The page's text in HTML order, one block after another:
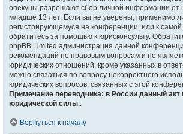
опекуны разрешают сбор личной информации от
младше 13 лет. Если вы не уверены, применимо ли
регистрирующемуся на конференции, или к
обратитесь за помощью к юрисконсульту.
phpBB Limited администрация данной
рекомендаций по правовым вопросам и не
юридических отношений, кроме указанных в
можно связаться по вопросу некорректного
юридических вопросов, связанных с этой
Примечание переводчика: в России данный акт
юридической силы..
Вернуться к началу